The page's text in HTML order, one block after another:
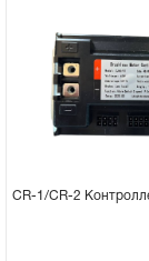
Элементы
мотоблок
CR-1/CR-2